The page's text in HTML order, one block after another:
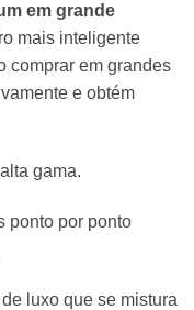
em grande
mais inteligente
comprar em grandes
e obtém
gama.
ponto por ponto
luxo que se mistura